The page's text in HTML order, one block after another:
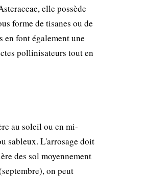
elle possède
forme de tisanes ou de
font également une
pollinisateurs tout en
au soleil ou en mi-
sableux. L'arrosage doit
des sol moyennement
on peut